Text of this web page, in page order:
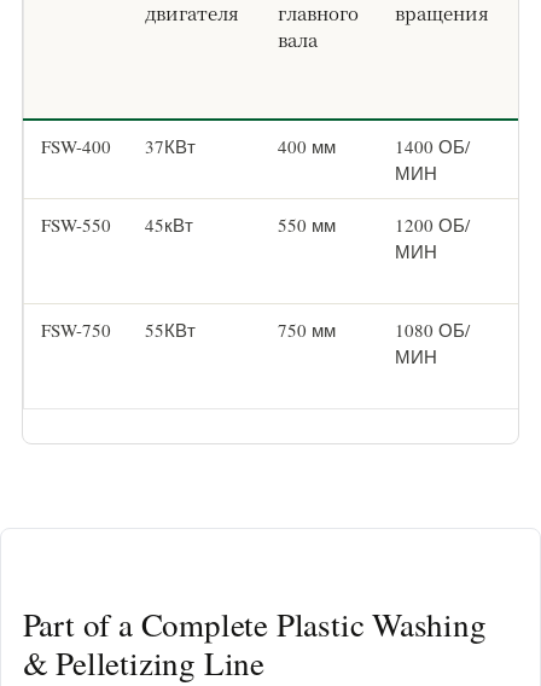
двигателя
главного
вала
вращения
FSW-400 37КВт 400 мм
1400 ОБ/
МИН
FSW-550 45кВт 550 мм
1200 ОБ/
МИН
FSW-750 55КВт 750 мм
1080 ОБ/
МИН
Part of a Complete Plastic Washing
& Pelletizing Line